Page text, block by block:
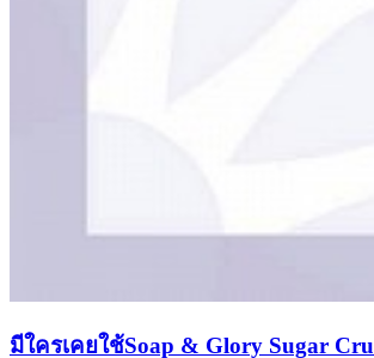
มีใครเคยใช้Soap & Glory Sugar